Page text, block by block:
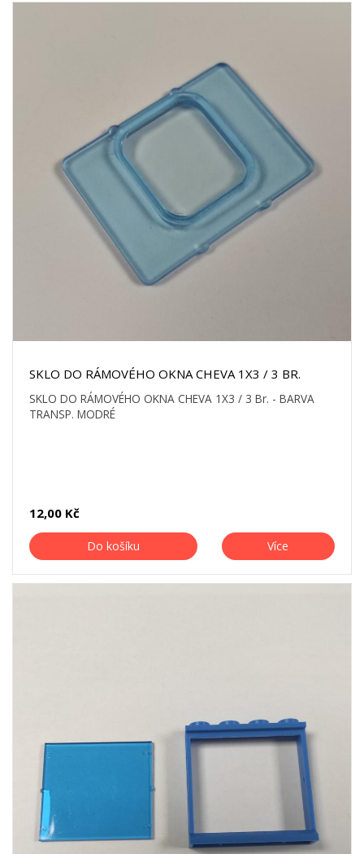
SKLO DO RÁMOVÉHO OKNA CHEVA 1X3 / 3 BR.
SKLO DO RÁMOVÉHO OKNA CHEVA 1X3 / 3 Br. - BARVA
TRANSP. MODRÉ
12,00 Kč
Do košíku Více